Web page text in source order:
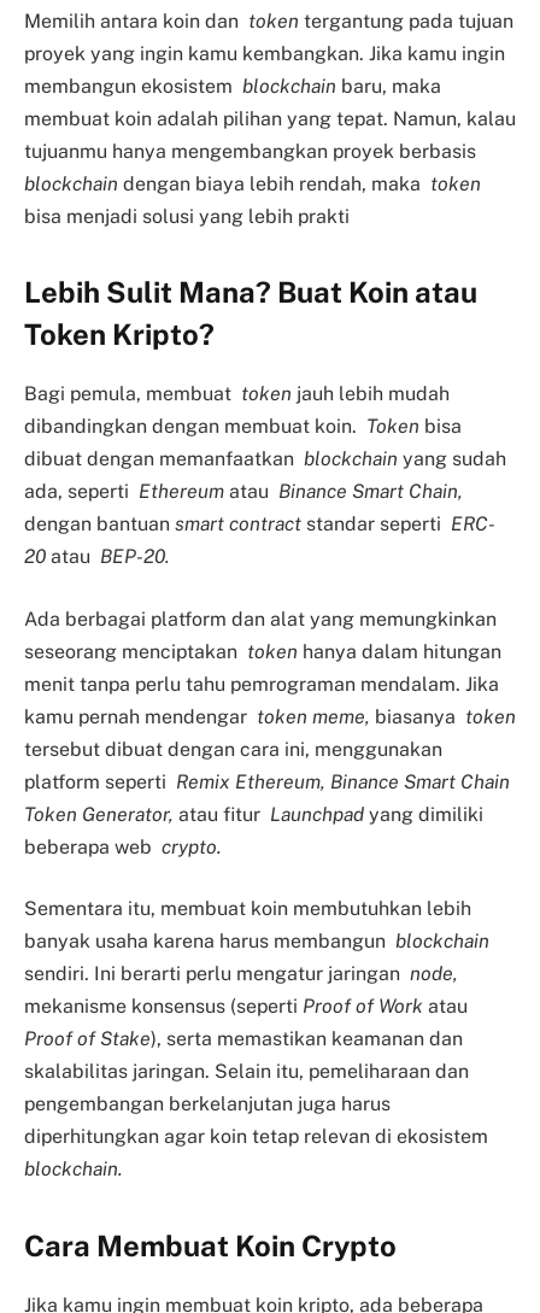
Memilih antara koin dan token tergantung pada tujuan
proyek yang ingin kamu kembangkan. Jika kamu ingin
membangun ekosistem blockchain baru, maka
membuat koin adalah pilihan yang tepat. Namun, kalau
tujuanmu hanya mengembangkan proyek berbasis
blockchain dengan biaya lebih rendah, maka token
bisa menjadi solusi yang lebih prakti
Lebih Sulit Mana? Buat Koin atau
Token Kripto?
Bagi pemula, membuat token jauh lebih mudah
dibandingkan dengan membuat koin. Token bisa
dibuat dengan memanfaatkan blockchain yang sudah
ada, seperti Ethereum atau Binance Smart Chain,
dengan bantuan smart contract standar seperti ERC-
20 atau BEP-20.
Ada berbagai platform dan alat yang memungkinkan
seseorang menciptakan token hanya dalam hitungan
menit tanpa perlu tahu pemrograman mendalam. Jika
kamu pernah mendengar token meme, biasanya token
tersebut dibuat dengan cara ini, menggunakan
platform seperti Remix Ethereum, Binance Smart Chain
Token Generator, atau fitur Launchpad yang dimiliki
beberapa web crypto.
Sementara itu, membuat koin membutuhkan lebih
banyak usaha karena harus membangun blockchain
sendiri. Ini berarti perlu mengatur jaringan node,
mekanisme konsensus (seperti Proof of Work atau
Proof of Stake), serta memastikan keamanan dan
skalabilitas jaringan. Selain itu, pemeliharaan dan
pengembangan berkelanjutan juga harus
diperhitungkan agar koin tetap relevan di ekosistem
blockchain.
Cara Membuat Koin Crypto
Jika kamu ingin membuat koin kripto, ada beberapa